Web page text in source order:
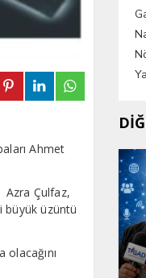
Ahmet
Azra Çulfaz,
büyük üzüntü